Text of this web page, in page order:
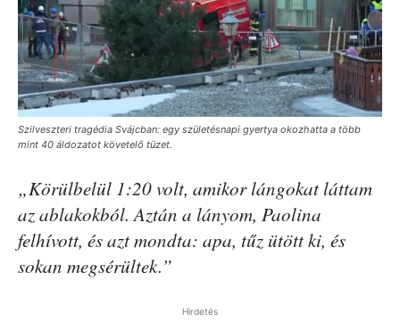
Szilveszteri tragédia Svájcban: egy születésnapi gyertya okozhatta a több
mint 40 áldozatot követelő tüzet.
„Körülbelül 1:20 volt, amikor lángokat láttam
az ablakokból. Aztán a lányom, Paolina
felhívott, és azt mondta: apa, tűz ütött ki, és
sokan megsérültek.”
Hirdetés